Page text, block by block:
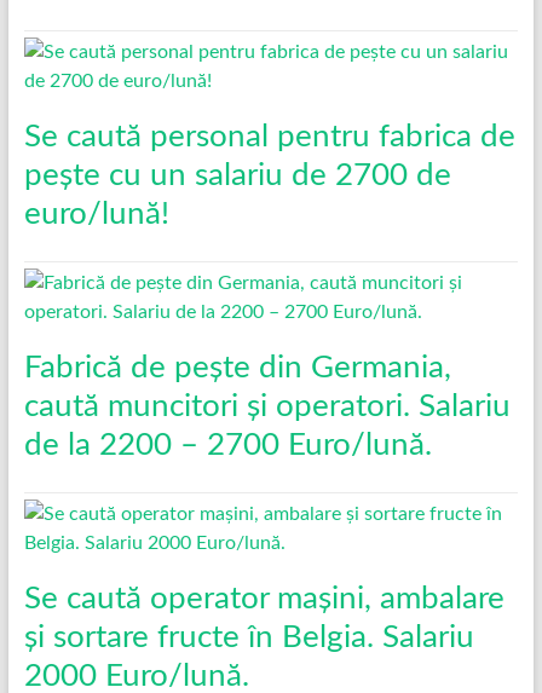
Se caută personal pentru fabrica de
pește cu un salariu de 2700 de
euro/lună!
Fabrică de pește din Germania,
caută muncitori și operatori. Salariu
de la 2200 – 2700 Euro/lună.
Se caută operator mașini, ambalare
și sortare fructe în Belgia. Salariu
2000 Euro/lună.